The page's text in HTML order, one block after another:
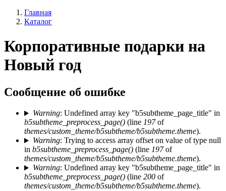
Главная
Каталог
Корпоративные подарки на
Новый год
Сообщение об ошибке
Warning: Undefined array key "b5subtheme_page_title" in
b5subtheme_preprocess_page() (line 197of
themes/custom_theme/b5subtheme/b5subtheme.theme).
Warning: Trying to access array offset on value of type null
in b5subtheme_preprocess_page() (line 197of
themes/custom_theme/b5subtheme/b5subtheme.theme).
Warning: Undefined array key "b5subtheme_page_title" in
b5subtheme_preprocess_page() (line 200 of
themes/custom_theme/b5subtheme/b5subtheme.theme).